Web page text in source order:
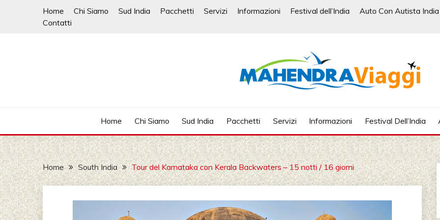
Home Chi Siamo Sud India Pacchetti Servizi Informazioni Festival dell’India
Auto Con Autista India
Contatti
AUTISTA IN INDIA, VIAGGI SU
VIAGGIO,VIAGGIO IN NORD INDIA, VIAGGIO
NORD, VIAGGIO IN SUD, NOLEGGIO DI
INDIA, VIAGGI INDIA, VIAGGIO IN INDIA
AGENZIA VIAGGI IN INDIA, AGENZIA VIAGGI
VIAGGI IN RAJASTHAN,AGENZIA
Home Chi Siamo Sud India Pacchetti Servizi Informazioni Festival Dell’India
Home South India Tour del Karnataka con Kerala Backwaters – 15 notti / 16 giorni